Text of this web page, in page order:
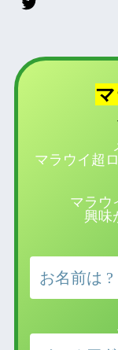
マラウイ超
マラウ
興味